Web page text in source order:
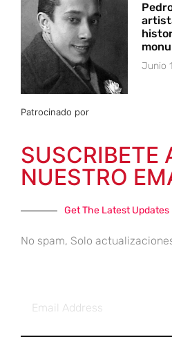
Junio
Patrocinado por
SUSCRIBETE
NUESTRO
Get The Latest Updates
No spam, Solo